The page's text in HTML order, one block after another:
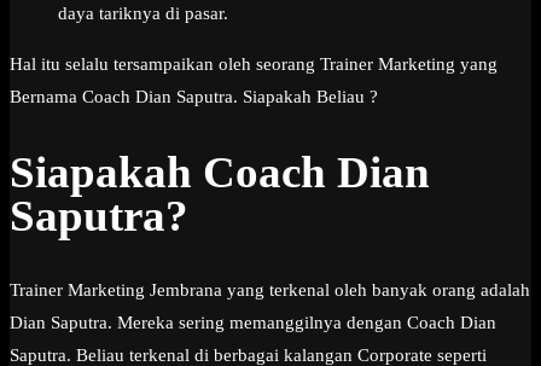
daya tariknya di pasar.
Hal itu selalu tersampaikan oleh seorang Trainer Marketing yang
Bernama Coach Dian Saputra. Siapakah Beliau ?
Siapakah Coach Dian
Saputra?
Trainer Marketing Jembrana yang terkenal oleh banyak orang adalah
Dian Saputra. Mereka sering memanggilnya dengan Coach Dian
Saputra. Beliau terkenal di berbagai kalangan Corporate seperti